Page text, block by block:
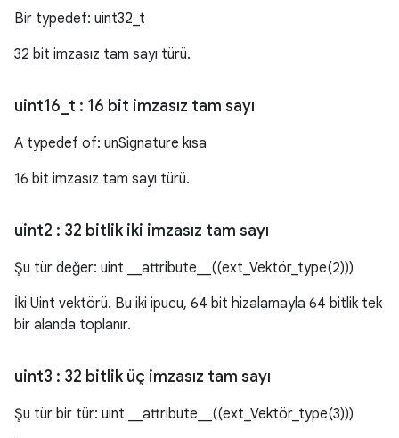
Bir typedef: uint32_t
32 bit imzasız tam sayı türü.
uint16 t : 16 bit imzasız tam sayı
A typedef of: unSignature kısa
16 bit imzasız tam sayı türü.
uint2 : 32 bitlik iki imzasız tam sayı
Şu tür değer: uint __attribute__((ext_Vektör_type(2)))
İki Uint vektörü. Bu iki ipucu, 64 bit hizalamayla 64 bitlik tek
bir alanda toplanır.
uint3 : 32 bitlik üç imzasız tam sayı
Şu tür bir tür: uint __attribute__((ext_Vektör_type(3)))